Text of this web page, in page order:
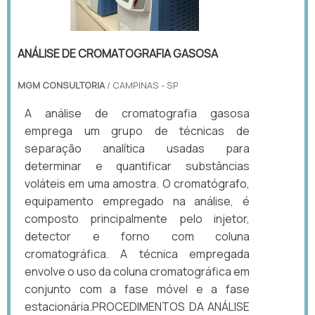
ANÁLISE DE CROMATOGRAFIA GASOSA
MGM CONSULTORIA/ CAMPINAS - SP
A análise de cromatografia gasosa
emprega um grupo de técnicas de
separação analítica usadas para
determinar e quantificar substâncias
voláteis em uma amostra. O cromatógrafo,
equipamento empregado na análise, é
composto principalmente pelo injetor,
detector e forno com coluna
cromatográfica. A técnica empregada
envolve o uso da coluna cromatográfica em
conjunto com a fase móvel e a fase
estacionária.PROCEDIMENTOS DA ANÁLISE